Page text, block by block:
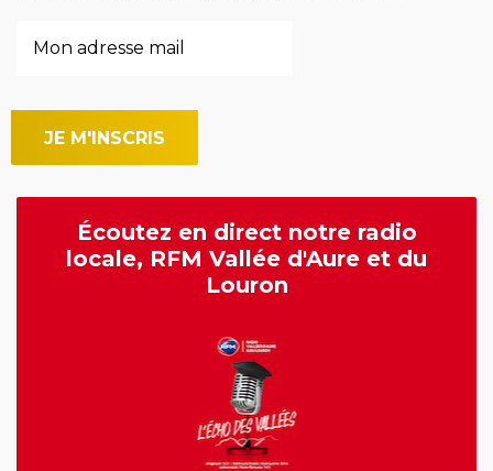
Écoutez en direct notre radio
locale, RFM Vallée d'Aure et du
Louron